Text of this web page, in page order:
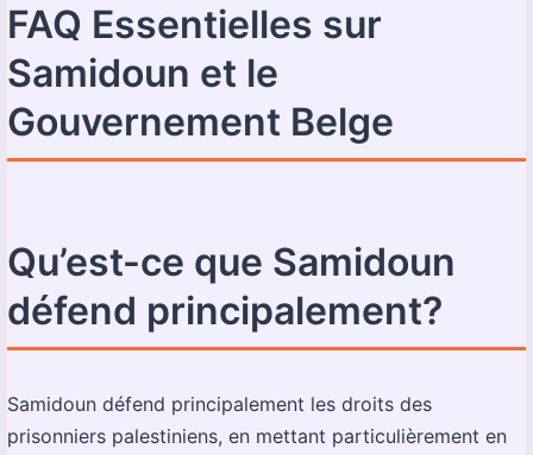
FAQ Essentielles sur
Samidoun et le
Gouvernement Belge
Qu’est-ce que Samidoun
défend principalement?
Samidoun défend principalement les droits des
prisonniers palestiniens, en mettant particulièrement en